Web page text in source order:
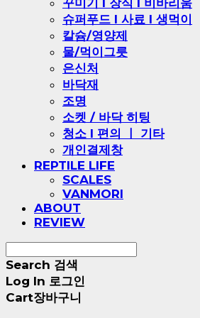
꾸미기 l 장식 l 비바리움
슈퍼푸드 l 사료 l 생먹이
칼슘/영양제
물/먹이그릇
은신처
바닥재
조명
소켓 / 바닥 히팅
청소 l 편의 ㅣ 기타
개인결제창
REPTILE LIFE
SCALES
VANMORI
ABOUT
REVIEW
Search 검색
Log In 로그인
Cart장바구니